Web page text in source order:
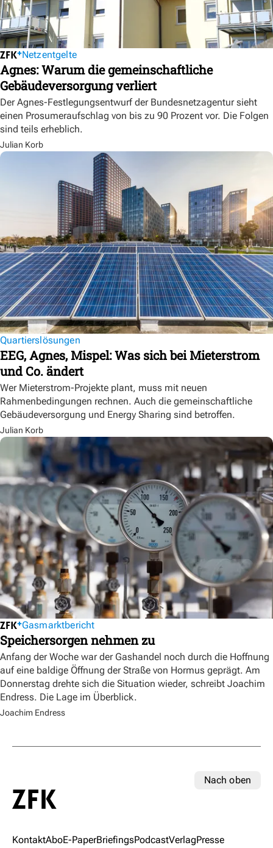
Netzentgelte
Agnes: Warum die gemeinschaftliche
Gebäudeversorgung verliert
Der Agnes-Festlegungsentwurf der Bundesnetzagentur sieht
einen Prosumeraufschlag von bis zu 90 Prozent vor. Die Folgen
sind teils erheblich.
Julian Korb
Quartierslösungen
EEG, Agnes, Mispel: Was sich bei Mieterstrom
und Co. ändert
Wer Mieterstrom-Projekte plant, muss mit neuen
Rahmenbedingungen rechnen. Auch die gemeinschaftliche
Gebäudeversorgung und Energy Sharing sind betroffen.
Julian Korb
Gasmarktbericht
Speichersorgen nehmen zu
Anfang der Woche war der Gashandel noch durch die Hoffnung
auf eine baldige Öffnung der Straße von Hormus geprägt. Am
Donnerstag drehte sich die Situation wieder, schreibt Joachim
Endress. Die Lage im Überblick.
Joachim Endress
Nach oben
KontaktAboE-PaperBriefingsPodcastVerlagPresse